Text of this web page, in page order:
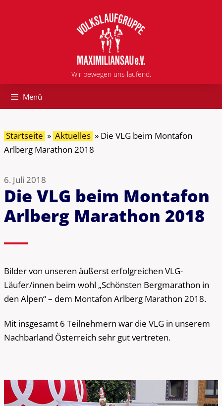
Wir bewegen uns laufend.
Menü
Startseite » Aktuelles » Die VLG beim Montafon
Arlberg Marathon 2018
6. Juli 2018
Die VLG beim Montafon
Arlberg Marathon 2018
Bilder von unseren äußerst erfolgreichen VLG-
Läufer/innen beim wohl „Schönsten Bergmarathon in
den Alpen“ – dem Montafon Arlberg Marathon 2018.
Mit insgesamt 6 Teilnehmern war die VLG in unserem
Nachbarland Österreich sehr gut vertreten.